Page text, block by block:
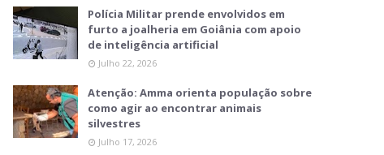
Polícia Militar prende envolvidos em
furto a joalheria em Goiânia com apoio
de inteligência artificial
Julho 22, 2026
Atenção: Amma orienta população sobre
como agir ao encontrar animais
silvestres
Julho 17, 2026